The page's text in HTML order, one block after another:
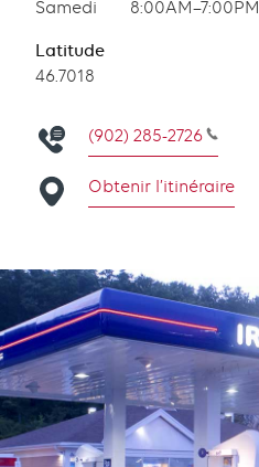
Samedi
8:00AM–7:00PM
Latitude
Latitude
46.7018
(902) 285-2726
Obtenir l’itinéraire